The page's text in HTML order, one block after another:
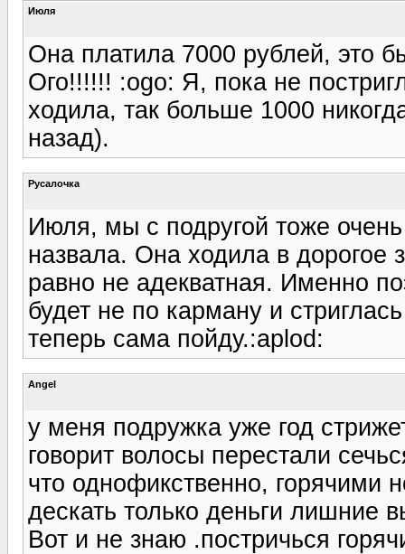
Июля
Она платила 7000 рублей, это
Ого!!!!!! :ogo: Я, пока не
ходила, так больше 1000
назад).
Русалочка
Июля, мы с подругой тоже
назвала. Она ходила в дорогое
равно не адекватная. Именно
будет не по карману и
теперь сама пойду.:aplod:
Angel
у меня подружка уже год
говорит волосы перестали
что однофикственно, горячими
дескать только деньги лишние
Вот и не знаю .постричься